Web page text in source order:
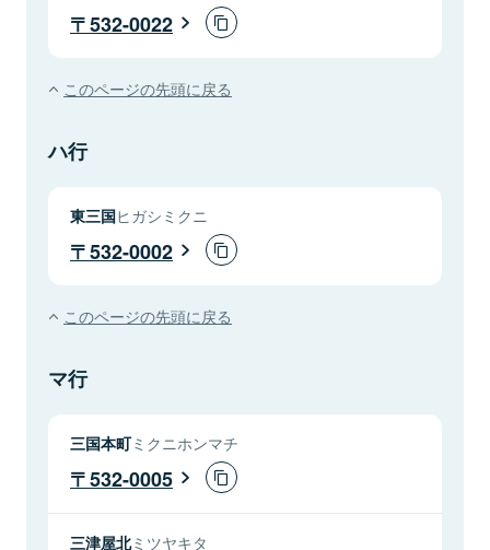
532-0022
このページの先頭に戻る
ハ行
東三国ヒガシミクニ
532-0002
このページの先頭に戻る
マ行
三国本町ミクニホンマチ
532-0005
三津屋北ミツヤキタ